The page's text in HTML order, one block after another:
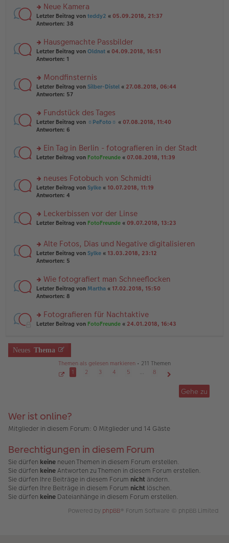
a
g
n
er
B
a
g
g
el
es
n
er
B
ei
a
g
rs
te
n
g
el
e
n
er
tr
a
g
Neue Kamera
Letzter Beitrag von teddy2 « 05.09.2018, 21:37
Antworten: 38
rs
te
n
g
el
e
n
er
tr
a
Hausgemachte Passbilder
Letzter Beitrag von Oldnat « 04.09.2018, 16:51
Antworten: 1
rs
te
n
g
el
e
n
ei
tr
a
Mondfinsternis
Letzter Beitrag von Silber-Distel « 27.08.2018, 06:44
Antworten: 57
rs
te
n
g
es
e
n
er
ei
tr
Fundstück des Tages
Letzter Beitrag von ☼PeFoto☼ « 07.08.2018, 11:40
Antworten: 6
rs
u
n
g
es
e
n
B
ei
tr
a
Ein Tag in Berlin - fotografieren in der Stadt
Letzter Beitrag von FotoFreunde « 07.08.2018, 11:39
rs
te
n
g
es
e
n
er
ei
tr
a
neuses Fotobuch von Schmidti
Letzter Beitrag von Sylke « 10.07.2018, 11:19
Antworten: 4
rs
u
n
g
es
e
n
er
ei
tr
Leckerbissen vor der Linse
Letzter Beitrag von FotoFreunde « 09.07.2018, 13:23
rs
te
n
g
el
e
n
ei
tr
Alte Fotos, Dias und Negative digitalisieren
Letzter Beitrag von Sylke « 13.03.2018, 23:12
Antworten: 5
rs
te
n
g
es
e
n
Wie fotografiert man Schneeflocken
Letzter Beitrag von Martha « 17.02.2018, 15:50
Antworten: 8
rs
u
n
ei
a
Fotografieren für Nachtaktive
Letzter Beitrag von FotoFreunde « 24.01.2018, 16:43
Neues Thema
Themen als gelesen markieren • 211 Themen
v
o
n
8
1 2 3 4 5 …
8
Gehe zu
Wer ist online?
Mitglieder in diesem Forum: 0 Mitglieder und 14 Gäste
Berechtigungen in diesem Forum
Sie dürfen keine neuen Themen in diesem Forum erstellen.
Sie dürfen keineAntworten zu Themen in diesem Forum erstellen.
Sie dürfen Ihre Beiträge in diesem Forum nicht ändern.
Sie dürfen Ihre Beiträge in diesem Forum nicht löschen.
Sie dürfen keine Dateianhänge in diesem Forum erstellen.
Powered by phpBB® Forum Software © phpBB Limited